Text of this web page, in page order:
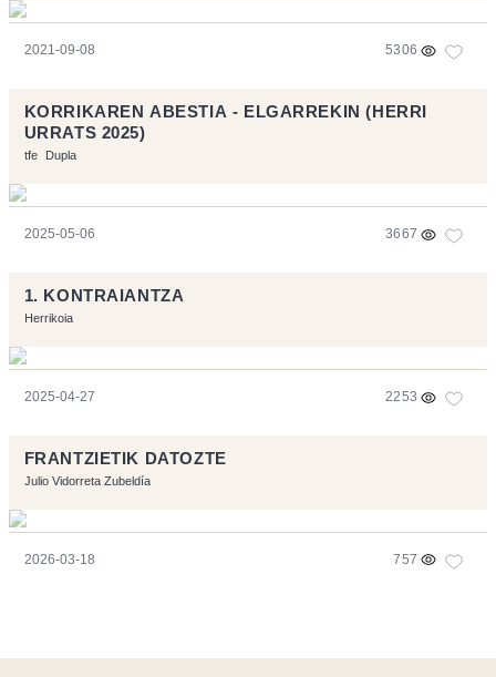
2021-09-08 5306
KORRIKAREN ABESTIA - ELGARREKIN (HERRI
URRATS 2025)
tfe Dupla
2025-05-06 3667
1. KONTRAIANTZA
Herrikoia
2025-04-27 2253
FRANTZIETIK DATOZTE
Julio Vidorreta Zubeldía
2026-03-18 757